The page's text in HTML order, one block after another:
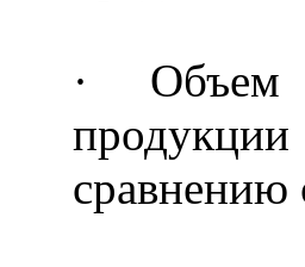
· Объем
сравнению